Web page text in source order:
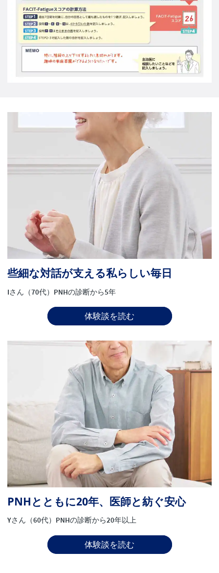
些細な対話が支える私らしい毎日
Iさん（70代）PNHの診断から5年
体験談を読む
PNHとともに20年、医師と紡ぐ安心
Yさん（60代）PNHの診断から20年以上
体験談を読む